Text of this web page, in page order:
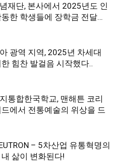
재단, 본사에서 2025년도 인
한 학생들에 장학금 전달…
광역 지역, 2025년 차세대
힘찬 발걸음 시작했다..
통합한국학교, 맨해튼 코리
에서 전통예술의 위상을 드
– 5차산업 유통혁명의
삶이 변화된다!